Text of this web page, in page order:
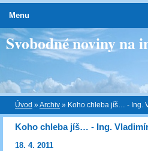
Svobodné noviny na
Úvod »Archiv » Koho chleba jíš… - Ing.
Koho chleba jíš… - Ing.
18. 4. 2011
Menu